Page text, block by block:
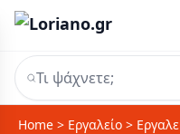
Home > Εργαλείο >